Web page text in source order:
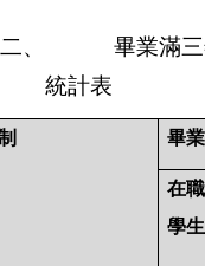
二、 畢業滿
統計表
畢
在職
學生